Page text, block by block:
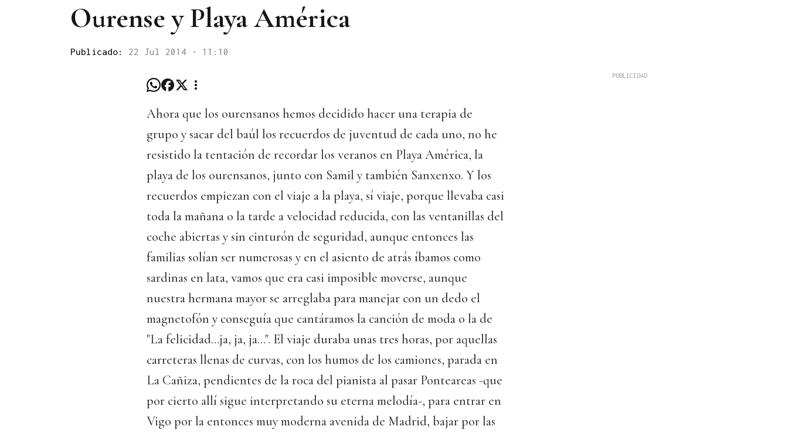
Ourense y Playa América
Publicado: 22 Jul 2014 - 11:10
Ahora que los ourensanos hemos decidido hacer una terapia de
grupo y sacar del baúl los recuerdos de juventud de cada uno, no he
resistido la tentación de recordar los veranos en Playa América, la
playa de los ourensanos, junto con Samil y también Sanxenxo. Y los
recuerdos empiezan con el viaje a la playa, sí viaje, porque llevaba casi
toda la mañana o la tarde a velocidad reducida, con las ventanillas del
coche abiertas y sin cinturón de seguridad, aunque entonces las
familias solían ser numerosas y en el asiento de atrás íbamos como
sardinas en lata, vamos que era casi imposible moverse, aunque
nuestra hermana mayor se arreglaba para manejar con un dedo el
magnetofón y conseguía que cantáramos la canción de moda o la de
"La felicidad…ja, ja, ja…". El viaje duraba unas tres horas, por aquellas
carreteras llenas de curvas, con los humos de los camiones, parada en
La Cañiza, pendientes de la roca del pianista al pasar Ponteareas -que
por cierto allí sigue interpretando su eterna melodía-, para entrar en
Vigo por la entonces muy moderna avenida de Madrid, bajar por las